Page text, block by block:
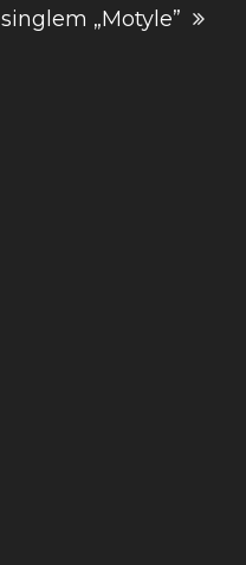
singlem „Motyle”